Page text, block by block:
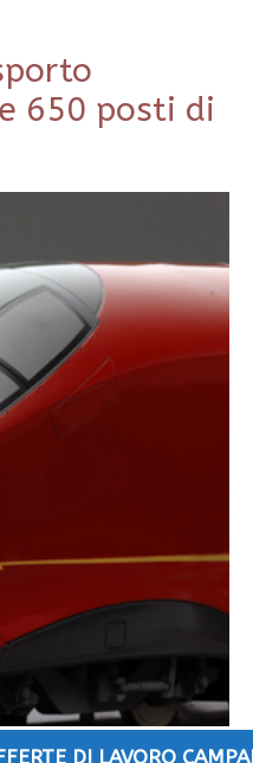
650 posti di
DI LAVORO